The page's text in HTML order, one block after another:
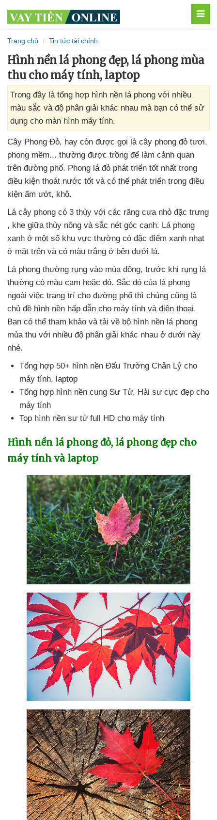
Trang chủ Tin tức tài chính
Hình nền lá phong đẹp, lá phong mùa
thu cho máy tính, laptop
Trong đây là tổng hợp hình nền lá phong với nhiều
màu sắc và độ phân giải khác nhau mà bạn có thể sử
dụng cho màn hình máy tính.
Cây Phong Đỏ, hay còn được gọi là cây phong đỏ tươi,
phong mềm... thường được trồng để làm cảnh quan
trên đường phố. Phong lá đỏ phát triển tốt nhất trong
điều kiện thoát nước tốt và có thể phát triển trong điều
kiện ẩm ướt, khô.
Lá cây phong có 3 thùy với các răng cưa nhỏ đặc trưng
, khe giữa thùy nông và sắc nét góc cạnh. Lá phong
xanh ở một số khu vực thường có đặc điểm xanh nhạt
ở mặt trên và có màu trắng ở bên dưới lá.
Lá phong thường rụng vào mùa đông, trước khi rụng lá
thường có màu cam hoặc đỏ. Sắc đỏ của lá phong
ngoài việc trang trí cho đường phố thì chúng cũng là
chủ đề hình nền hấp dẫn cho máy tính và điện thoại.
Bạn có thể tham khảo và tải về bộ hình nền lá phong
mùa thu với nhiều độ phân giải khác nhau ở dưới này
nhé.
Tổng hợp 50+ hình nền Đấu Trường Chân Lý cho
máy tính, laptop
Tổng hợp hình nền cung Sư Tử, Hải sư cực đẹp cho
máy tính
Top hình nền sư tử full HD cho máy tính
Hình nền lá phong đỏ, lá phong đẹp cho
máy tính và laptop